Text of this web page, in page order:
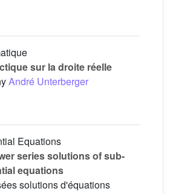
sur la droite réelle
André Unterberger
Equations
series solutions of sub-
equations
solutions d'équations